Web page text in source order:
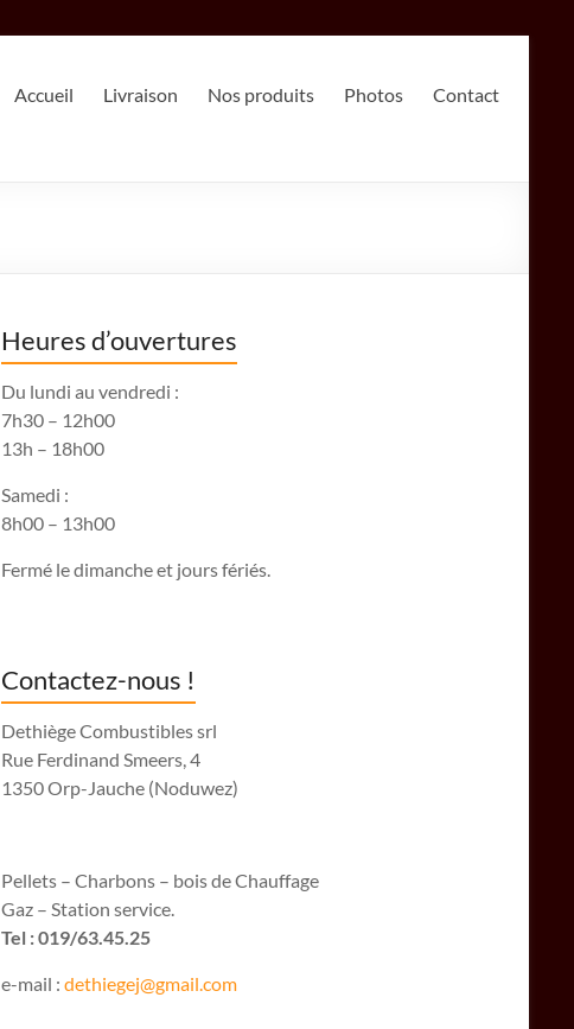
Accueil Livraison Nos produits Photos Contact
Heures d’ouvertures
Du lundi au vendredi :
7h30 – 12h00
13h – 18h00
Samedi :
8h00 – 13h00
Fermé le dimanche et jours fériés.
Contactez-nous !
Dethiège Combustibles srl
Rue Ferdinand Smeers, 4
1350 Orp-Jauche (Noduwez)
Pellets – Charbons – bois de Chauffage
Gaz – Station service.
Tel : 019/63.45.25
e-mail : dethiegej@gmail.com